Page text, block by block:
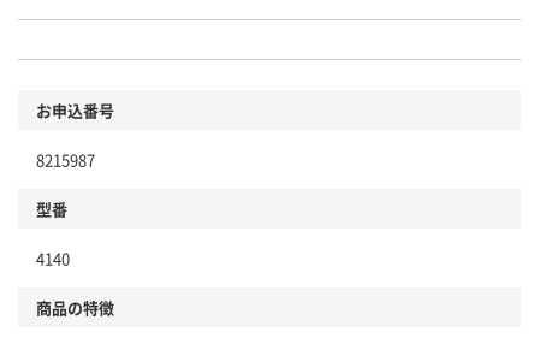
お申込番号
8215987
型番
4140
商品の特徴